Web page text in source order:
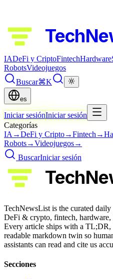
IADeFi y CriptoFintechHardware
RobotsVideojuegos
Buscar⌘K
es
Iniciar sesiónIniciar sesión
Categorías
IA →DeFi y Cripto→Fintech →
Robots→Videojuegos→
BuscarIniciar sesión
TechNewsList is the curated
DeFi & crypto, fintech, hardware,
Every article ships with a TL;DR,
readable markdown twin so
assistants can read and cite us
Secciones